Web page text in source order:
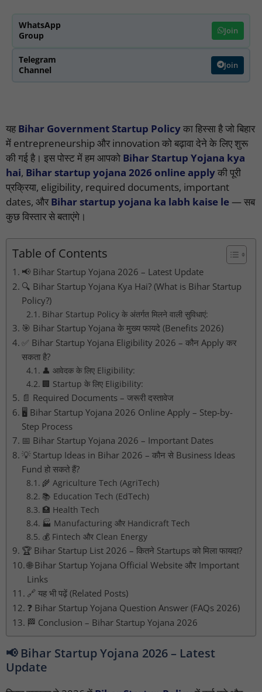
WhatsApp
Group
Join
Telegram
Channel
Join
यहBihar Government Startup Policyका हिस्सा है जो बिहार
में entrepreneurship और innovation को बढ़ावा देने के लिए शुरू
की गई है। इस पोस्ट में हम आपको Bihar Startup Yojana kya
hai, Bihar startup yojana 2026 online applyकी पूरी
प्रक्रिया, eligibility, required documents, important
dates, औरBihar startup yojana ka labh kaise le— सब
कुछ विस्तार से बताएंगे।
Table of Contents
📢 Bihar Startup Yojana 2026 – Latest Update
🔍 Bihar Startup Yojana Kya Hai? (What is Bihar Startup
Policy?)
Bihar Startup Policy के अंतर्गत मिलने वाली सुविधाएं:
🎯 Bihar Startup Yojana के मुख्य फायदे (Benefits 2026)
✅ Bihar Startup Yojana Eligibility 2026 – कौन Apply कर
सकता है?
👤 आवेदक के लिए Eligibility:
🏢 Startup के लिए Eligibility:
📄 Required Documents – जरूरी दस्तावेज
🖥️ Bihar Startup Yojana 2026 Online Apply – Step-by-
Step Process
📅 Bihar Startup Yojana 2026 – Important Dates
💡 Startup Ideas in Bihar 2026 – कौन से Business Ideas
Fund हो सकते हैं?
🌾 Agriculture Tech (AgriTech)
📚 Education Tech (EdTech)
🏥 Health Tech
🏭 Manufacturing और Handicraft Tech
💰 Fintech और Clean Energy
🏆 Bihar Startup List 2026 – कितने Startups को मिला फायदा?
🌐 Bihar Startup Yojana Official Website और Important
Links
🔗 यह भी पढ़ें (Related Posts)
❓ Bihar Startup Yojana Question Answer (FAQs 2026)
🏁 Conclusion – Bihar Startup Yojana 2026
📢 Bihar Startup Yojana 2026 – Latest
Update